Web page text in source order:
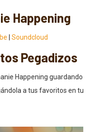
Happening
Soundcloud
Pegadizos
Happening guardando
a tus favoritos en tu